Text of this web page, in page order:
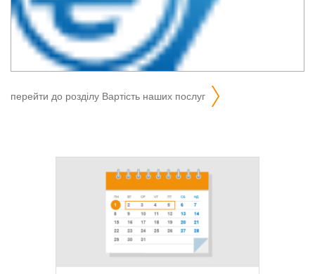
перейти до розділу вартість наших послуг